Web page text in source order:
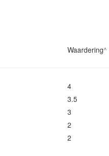
Waardering^
4
3.5
3
2
2